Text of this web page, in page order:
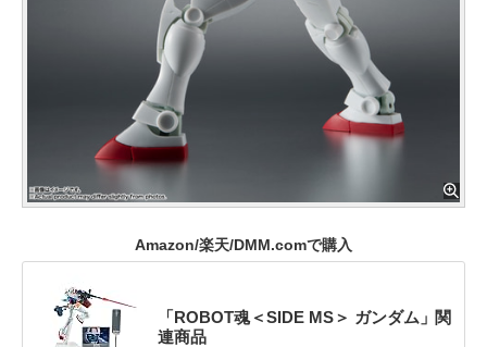
Amazon/楽天/DMM.comで購入
「ROBOT魂＜SIDE MS＞ ガンダム」関
連商品